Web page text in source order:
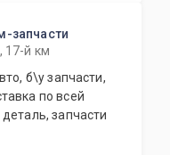
запчасти
17-й км
б\у запчасти,
по всей
запчасти